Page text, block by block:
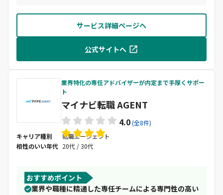
他エージェント企業より優れていると思います。
サービス詳細ページへ
公式サイトへ
業界特化の専任アドバイザーが内定まで手厚くサポー
ト
マイナビ転職 AGENT
4.0(全8件)
キャリア種別
転職エージェント
相性のいい年代 20代 / 30代
おすすめポイント
業界や職種に精通した専任チームによる専門性の高い